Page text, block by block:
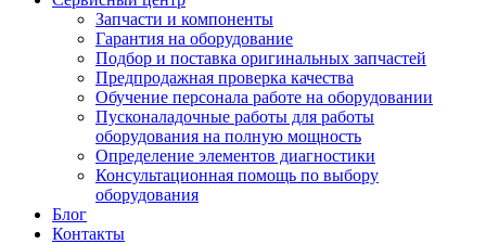
Запчасти и компоненты
Гарантия на оборудование
Подбор и поставка оригинальных запчастей
Предпродажная проверка качества
Обучение персонала работе на оборудовании
Пусконаладочные работы для работы
оборудования на полную мощность
Определение элементов диагностики
Консультационная помощь по выбору
оборудования
Блог
Контакты